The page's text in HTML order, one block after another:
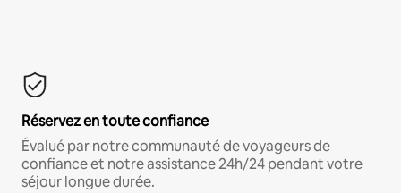
Réservez en toute confiance
Évalué par notre communauté de voyageurs de
confiance et notre assistance 24h/24 pendant votre
séjour longue durée.